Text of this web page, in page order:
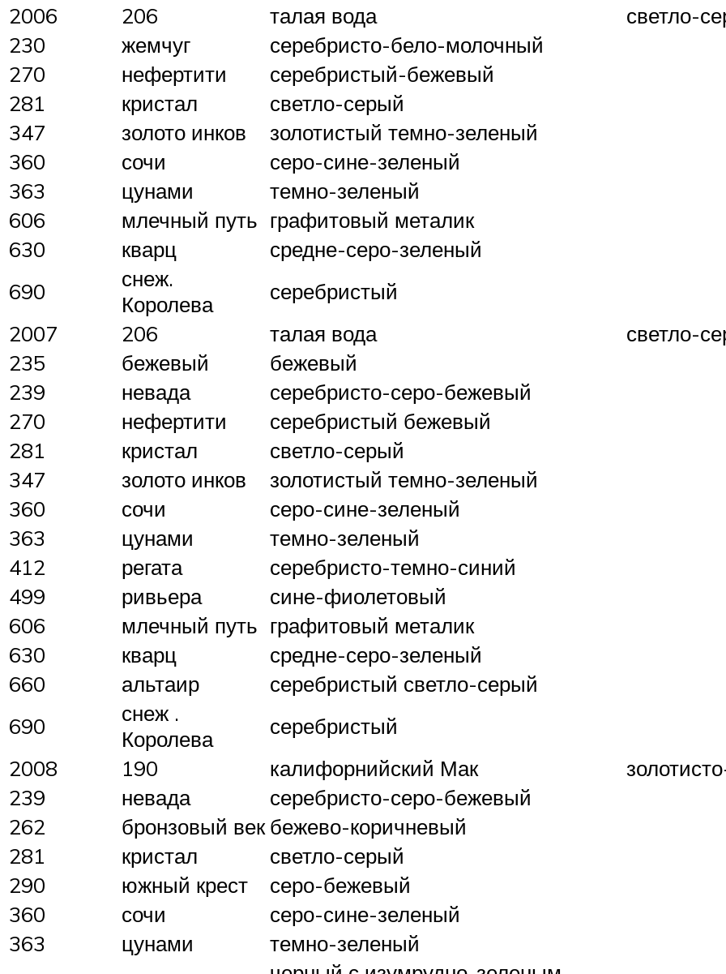
2006
206 талая вода
светло-
230
жемчуг
серебристо-бело-молочный
270
нефертити
серебристый-бежевый
281
кристал
светло-серый
347
золото инков
золотистый темно-зеленый
360
сочи
серо-сине-зеленый
363
цунами
темно-зеленый
606
млечный путь графитовый металик
630
кварц
средне-серо-зеленый
690
снеж.
Королева
серебристый
2007
206 талая вода
светло-
235
бежевый
бежевый
239
невада
серебристо-серо-бежевый
270
нефертити
серебристый бежевый
281
кристал
светло-серый
347
золото инков
золотистый темно-зеленый
360
сочи
серо-сине-зеленый
363
цунами
темно-зеленый
412
регата
серебристо-темно-синий
499
ривьера
сине-фиолетовый
606
млечный путь графитовый металик
630
кварц
средне-серо-зеленый
660
альтаир
серебристый светло-серый
690
снеж .
Королева
серебристый
2008
190 калифорнийский Мак
239
невада
серебристо-серо-бежевый
262
бронзовый век бежево-коричневый
281
кристал
светло-серый
290
южный крест
серо-бежевый
360
сочи
серо-сине-зеленый
363
цунами
темно-зеленый